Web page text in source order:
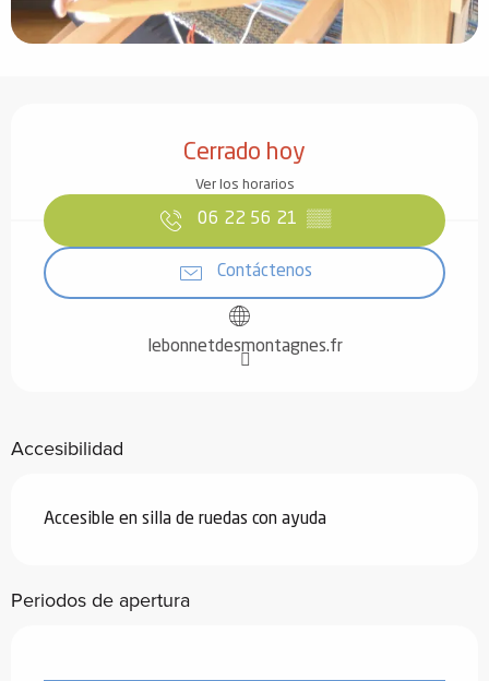
Cerrado hoy
Ver los horarios
06 22 56 21 ▒▒
Contáctenos
lebonnetdesmontagnes.fr
Accesibilidad
Accesible en silla de ruedas con ayuda
Periodos de apertura